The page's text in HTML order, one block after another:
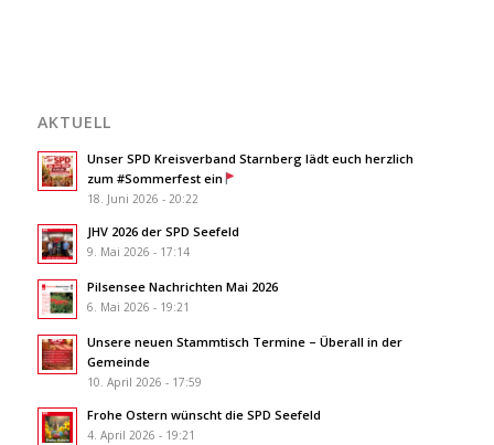
AKTUELL
Unser SPD Kreisverband Starnberg lädt euch herzlich
zum #Sommerfest ein
18. Juni 2026 - 20:22
JHV 2026 der SPD Seefeld
9. Mai 2026 - 17:14
Pilsensee Nachrichten Mai 2026
6. Mai 2026 - 19:21
Unsere neuen Stammtisch Termine – Überall in der
Gemeinde
10. April 2026 - 17:59
Frohe Ostern wünscht die SPD Seefeld
4. April 2026 - 19:21